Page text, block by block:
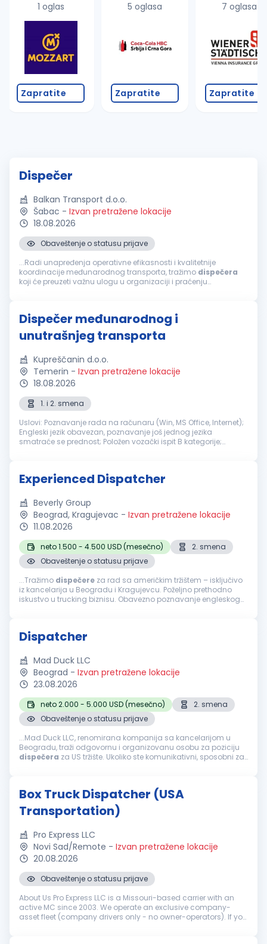
1 oglas
Zapratite
5 oglasa
Zapratite
7 oglasa
Zapratite
Dispečer
Balkan Transport d.o.o.
Šabac - Izvan pretražene lokacije
18.08.2026
Obaveštenje o statusu prijave
...Radi unapređenja operativne efikasnosti i kvalitetnije
koordinacije međunarodnog transporta, tražimo dispečera
koji će preuzeti važnu ulogu u organizaciji i praćenju
Dispečer međunarodnog i
unutrašnjeg transporta
Kupreščanin d.o.o.
Temerin - Izvan pretražene lokacije
18.08.2026
1. i 2. smena
Uslovi: Poznavanje rada na računaru (Win, MS Office, Internet);
Engleski jezik obavezan, poznavanje još jednog jezika
smatraće se prednost; Položen vozački ispit B kategorije;
Experienced Dispatcher
Beverly Group
Beograd, Kragujevac - Izvan pretražene lokacije
11.08.2026
neto 1.500 - 4.500 USD (mesečno)
2. smena
Obaveštenje o statusu prijave
...Tražimo dispečere za rad sa američkim tržištem – isključivo
iz kancelarija u Beogradu i Kragujevcu. Poželjno prethodno
iskustvo u trucking biznisu. Obavezno poznavanje engleskog
Dispatcher
Mad Duck LLC
Beograd - Izvan pretražene lokacije
23.08.2026
neto 2.000 - 5.000 USD (mesečno)
2. smena
Obaveštenje o statusu prijave
...Mad Duck LLC, renomirana kompanija sa kancelarijom u
Beogradu, traži odgovornu i organizovanu osobu za poziciju
dispečera za US tržište. Ukoliko ste komunikativni, sposobni za
Box Truck Dispatcher (USA
Transportation)
Pro Express LLC
Novi Sad/Remote - Izvan pretražene lokacije
20.08.2026
Obaveštenje o statusu prijave
About Us Pro Express LLC is a Missouri-based carrier with an
active MC since 2003. We operate an exclusive company-
asset fleet (company drivers only - no owner-operators). If you